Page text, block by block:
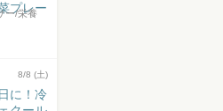
プレー
ー/栄養
8/8 (土)
に！冷